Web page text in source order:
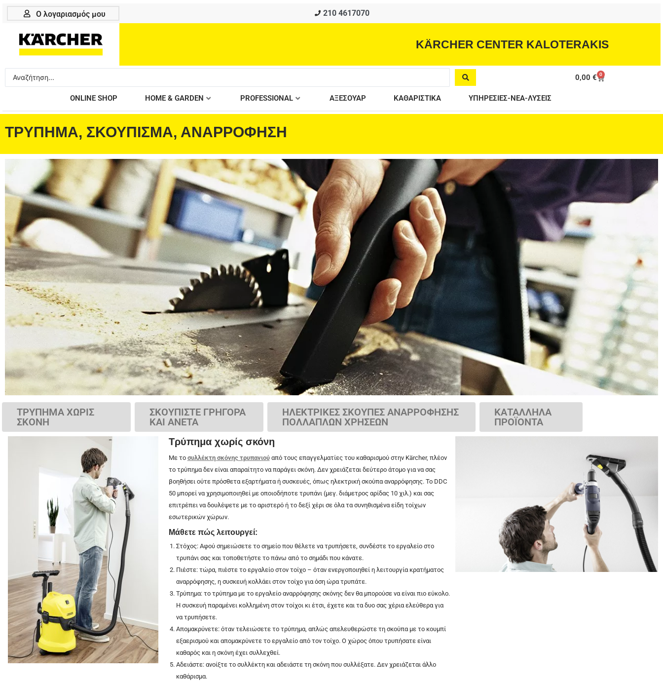
Μετάβαση
Ο λογαριασμός μου 210 4617070
KÄRCHER CENTER KALOTERAKIS
Search
...
0,00€ 0
Cart
ONLINE SHOP HOME & GARDEN PROFESSIONAL ΑΞΕΣΟΥΑΡ ΚΑΘΑΡΙΣΤΙΚΑ ΥΠΗΡΕΣΙΕΣ-ΝΕΑ-ΛΥΣΕΙΣ
ΤΡΥΠΗΜΑ, ΣΚΟΥΠΙΣΜΑ, ΑΝΑΡΡΟΦΗΣΗ
ΤΡΥΠΗΜΑ ΧΩΡΙΣ
ΣΚΟΝΗ
ΣΚΟΥΠΙΣΤΕ ΓΡΗΓΟΡΑ
ΚΑΙ ΑΝΕΤΑ
ΗΛΕΚΤΡΙΚΕΣ ΣΚΟΥΠΕΣ ΑΝΑΡΡΟΦΗΣΗΣ
ΠΟΛΛΑΠΛΩΝ ΧΡΗΣΕΩΝ
ΚΑΤΑΛΛΗΛΑ
ΠΡΟΪΟΝΤΑ
Τρύπημα χωρίς σκόνη
Με το συλλέκτη σκόνης τρυπανιούαπό τους επαγγελματίες του καθαρισμού στην Kärcher, πλέον
το τρύπημα δεν είναι απαραίτητο να παράγει σκόνη. Δεν χρειάζεται δεύτερο άτομο για να σας
βοηθήσει ούτε πρόσθετα εξαρτήματα ή συσκευές, όπως ηλεκτρική σκούπα αναρρόφησης. Το DDC
50 μπορεί να χρησιμοποιηθεί με οποιοδήποτε τρυπάνι (μεγ. διάμετρος αρίδας 10 χιλ.) και σας
επιτρέπει να δουλέψετε με το αριστερό ή το δεξί χέρι σε όλα τα συνηθισμένα είδη τοίχων
εσωτερικών χώρων.
Μάθετε πώς λειτουργεί:
Στόχος: Αφού σημειώσετε το σημείο που θέλετε να τρυπήσετε, συνδέστε το εργαλείο στο
τρυπάνι σας και τοποθετήστε το πάνω από το σημάδι που κάνατε.
Πιέστε: τώρα, πιέστε το εργαλείο στον τοίχο – όταν ενεργοποιηθεί η λειτουργία κρατήματος
αναρρόφησης, η συσκευή κολλάει στον τοίχο για όση ώρα τρυπάτε.
Τρύπημα: το τρύπημα με το εργαλείο αναρρόφησης σκόνης δεν θα μπορούσε να είναι πιο εύκολο.
Η συσκευή παραμένει κολλημένη στον τοίχοι κι έτσι, έχετε και τα δυο σας χέρια ελεύθερα για
να τρυπήσετε.
Απομακρύνετε: όταν τελειώσετε το τρύπημα, απλώς απελευθερώστε τη σκούπα με το κουμπί
εξαερισμού και απομακρύνετε το εργαλείο από τον τοίχο. Ο χώρος όπου τρυπήσατε είναι
καθαρός και η σκόνη έχει συλλεχθεί.
Αδειάστε: ανοίξτε το συλλέκτη και αδειάστε τη σκόνη που συλλέξατε. Δεν χρειάζεται άλλο
καθάρισμα.